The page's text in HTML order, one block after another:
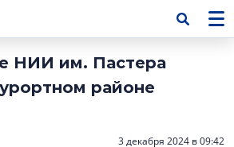
НИИ им. Пастера
районе
3 декабря 2024 в 09:42